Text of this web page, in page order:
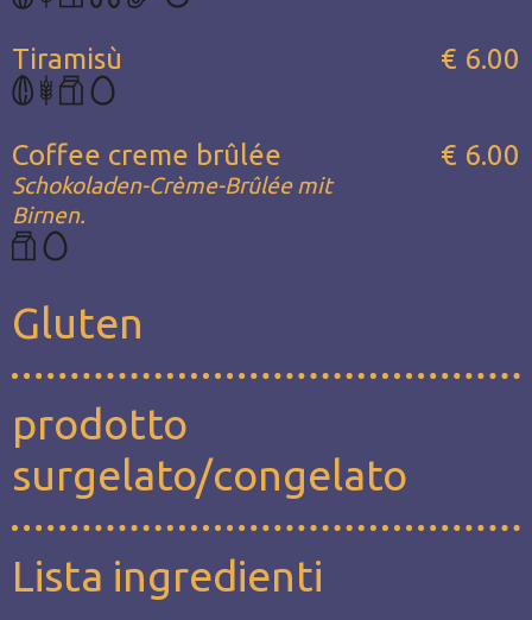
Tiramisù € 6.00
Coffee creme brûlée
Schokoladen-Crème-Brûlée mit
Birnen.
€ 6.00
Gluten
prodotto
surgelato/congelato
Lista ingredienti